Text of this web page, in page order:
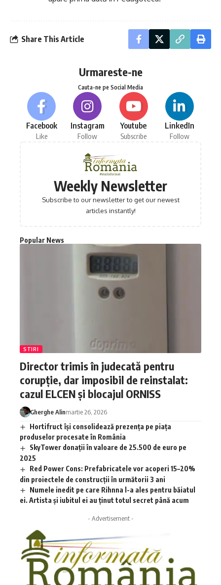
Share This Article
Urmareste-ne
Cauta-ne pe Social Media
Facebook
Like
Instagram
Follow
Youtube
Subscribe
LinkedIn
Follow
Weekly Newsletter
Subscribe to our newsletter to get our newest
articles instantly!
Popular News
STIRI
Director trimis în judecată pentru
corupție, dar imposibil de reinstalat:
cazul ELCEN și blocajul ORNISS
Gherghe Alinmartie 26, 2026
Hortifruct își consolidează prezența pe piața
produselor procesate în România
SkyTower donații în valoare de 25.500 de euro pe
2025
Red Power Cons: Prefabricatele vor acoperi 15–20%
din proiectele de construcții în următorii 3 ani
Numele inedit pe care Rihnna l-a ales pentru băiatul
ei. Artista și iubitul ei au ținut totul secret până acum
- Advertisement -